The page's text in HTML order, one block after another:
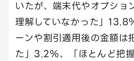
いたが、端末代やオプショ
理解していなかった」13.8
ーンや割引適用後の金額は
た」3.2％、「ほとんど把